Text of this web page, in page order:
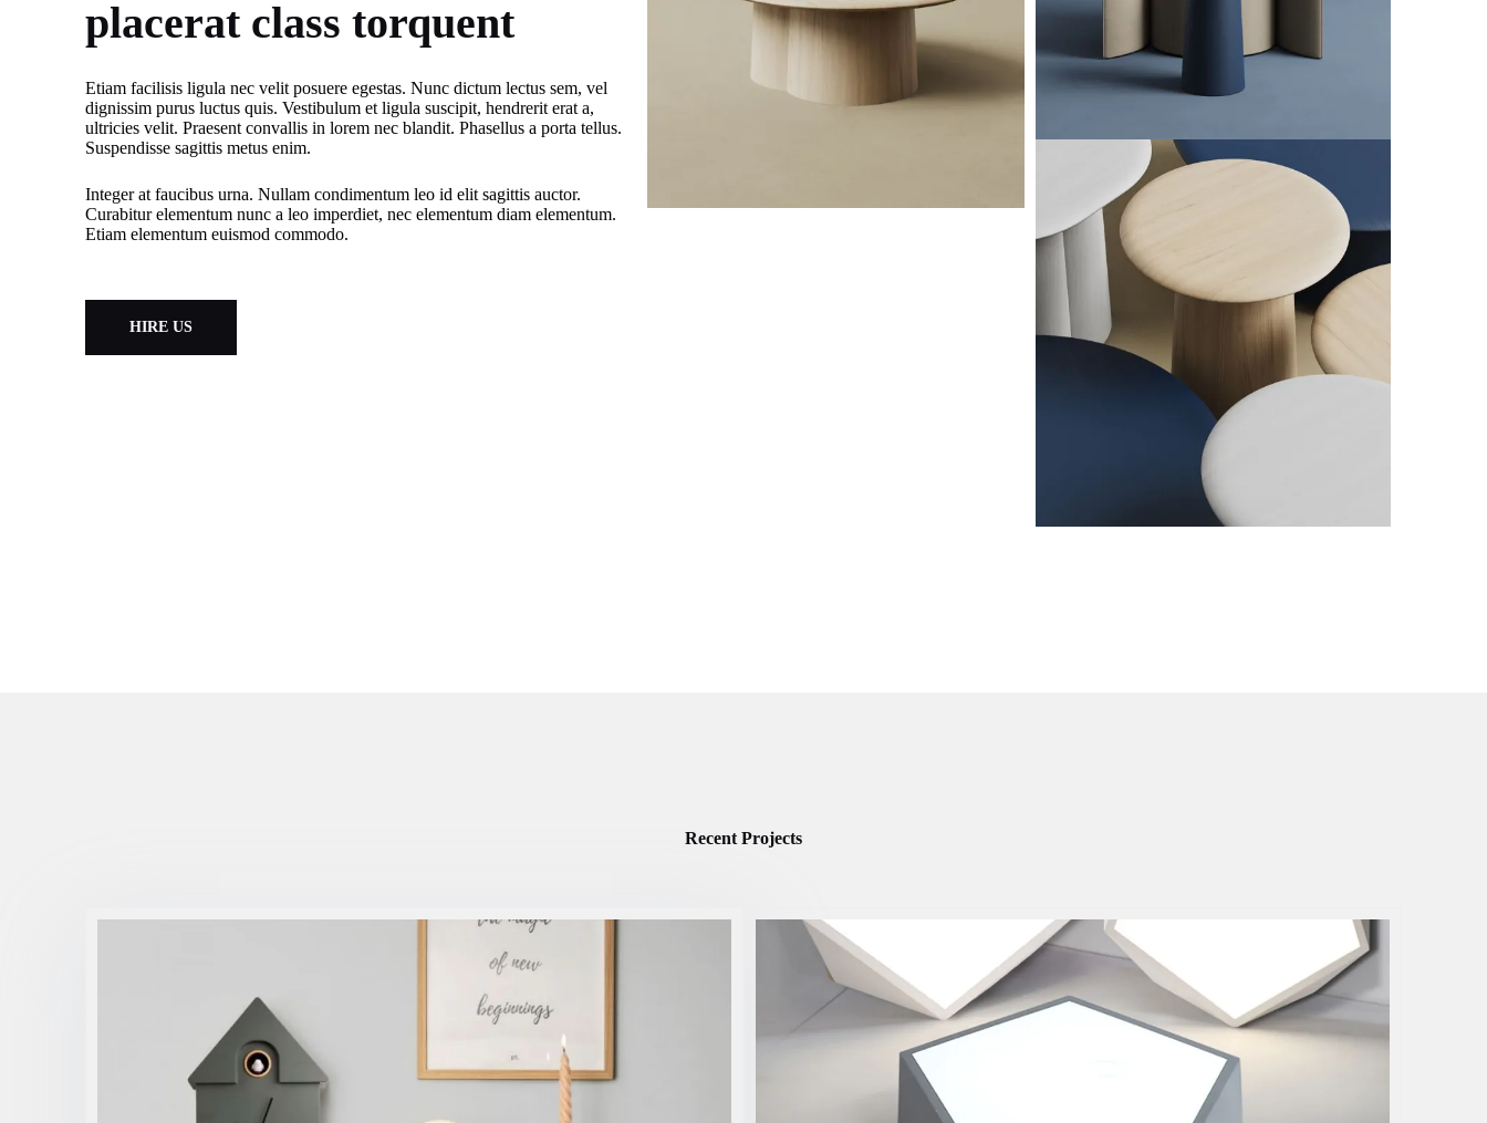
placerat class torquent
Etiam facilisis ligula nec velit posuere egestas. Nunc dictum lectus sem, vel
dignissim purus luctus quis. Vestibulum et ligula suscipit, hendrerit erat a,
ultricies velit. Praesent convallis in lorem nec blandit. Phasellus a porta tellus.
Suspendisse sagittis metus enim.
Integer at faucibus urna. Nullam condimentum leo id elit sagittis auctor.
Curabitur elementum nunc a leo imperdiet, nec elementum diam elementum.
Etiam elementum euismod commodo.
HIRE US
Recent Projects